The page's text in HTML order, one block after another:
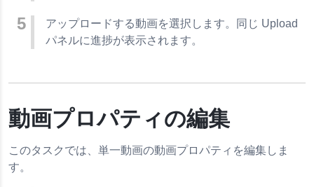
アップロードする動画を選択します。同じ Upload
パネルに進捗が表示されます。
動画プロパティの編集
このタスクでは、単一動画の動画プロパティを編集しま
す。